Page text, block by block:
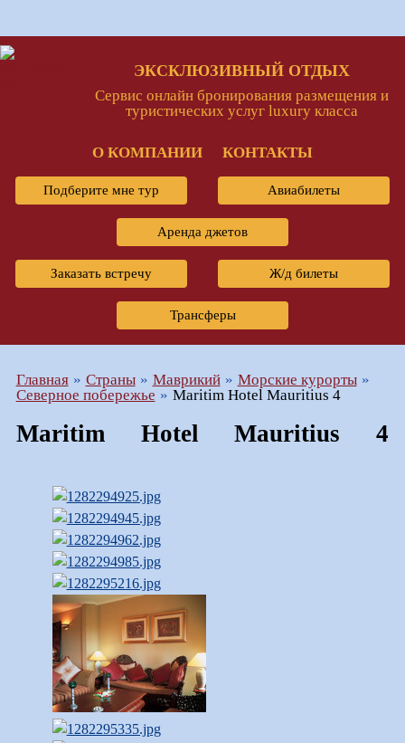
ЭКСКЛЮЗИВНЫЙ ОТДЫХ
Сервис онлайн бронирования размещения и
туристических услуг luxury класса
О КОМПАНИИ КОНТАКТЫ
Подберите мне тур Авиабилеты
Аренда джетов
Заказать встречу Ж/д билеты
Трансферы
Главная Страны Маврикий
Морские курорты
Северное побережье
Maritim Hotel Mauritius 4
Maritim Hotel Mauritius 4